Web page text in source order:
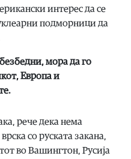
интерес да се
подморници да
мора да го
Европа и
рече дека нема
со руската закана,
во Вашингтон, Русија